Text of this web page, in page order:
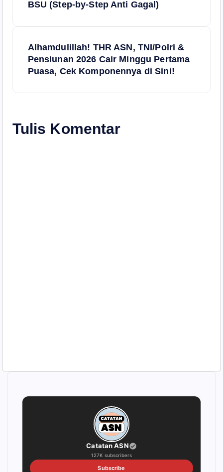
s
BSU (Step-by-Step Anti Gagal)
Alhamdulillah! THR ASN, TNI/Polri &
Pensiunan 2026 Cair Minggu Pertama
Puasa, Cek Komponennya di Sini!
Tulis Komentar
Catatan ASN
127K subscribers
Subscribe